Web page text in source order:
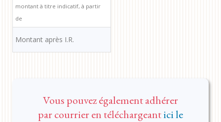
montant à titre indicatif, à partir
de
Montant après I.R.
Vous pouvez également adhérer
par courrier en téléchargeantici le